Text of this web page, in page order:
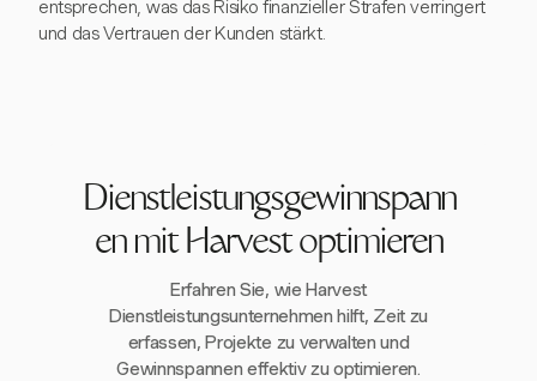
entsprechen, was das Risiko finanzieller Strafen verringert
und das Vertrauen der Kunden stärkt.
Dienstleistungsgewinnspann
en mit Harvest optimieren
Erfahren Sie, wie Harvest
Dienstleistungsunternehmen hilft, Zeit zu
erfassen, Projekte zu verwalten und
Gewinnspannen effektiv zu optimieren.